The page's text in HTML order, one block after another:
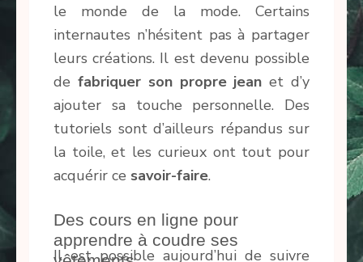
le monde de la mode. Certains
internautes n’hésitent pas à partager
leurs créations. Il est devenu possible
de fabriquer son propre jean et d’y
ajouter sa touche personnelle. Des
tutoriels sont d’ailleurs répandus sur
la toile, et les curieux ont tout pour
acquérir ce savoir-faire.
Des cours en ligne pour
apprendre à coudre ses
Il est possible aujourd’hui de suivre